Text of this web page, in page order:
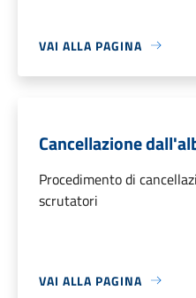
VAI ALLA PAGINA
Cancellazione
Procedimento di
scrutatori
VAI ALLA PAGINA